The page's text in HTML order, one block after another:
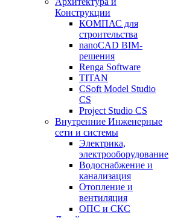
Конструкции
КОМПАС для
строительства
nanoCAD BIM-
решения
Renga Software
TITAN
CSoft Model Studio
CS
Project Studio CS
Внутренние Инженерные
сети и системы
Электрика,
электрооборудование
Водоснабжение и
канализация
Отопление и
вентиляция
ОПС и СКС